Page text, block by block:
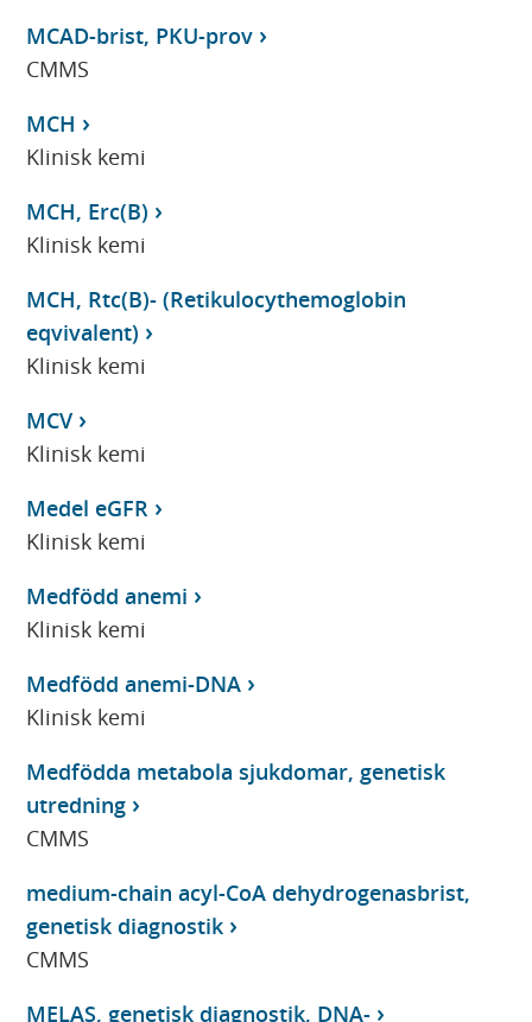
MCAD-brist, PKU-prov
CMMS
MCH
Klinisk kemi
MCH, Erc(B)
Klinisk kemi
MCH, Rtc(B)- (Retikulocythemoglobin
eqvivalent)
Klinisk kemi
MCV
Klinisk kemi
Medel eGFR
Klinisk kemi
Medfödd anemi
Klinisk kemi
Medfödd anemi-DNA
Klinisk kemi
Medfödda metabola sjukdomar, genetisk
utredning
CMMS
medium-chain acyl-CoA dehydrogenasbrist,
genetisk diagnostik
CMMS
MELAS, genetisk diagnostik, DNA-